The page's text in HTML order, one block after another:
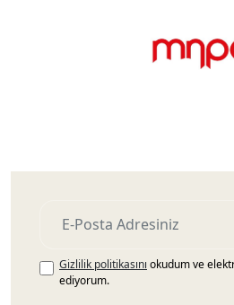
Gizlilik politikasını okudum ve
ediyorum.